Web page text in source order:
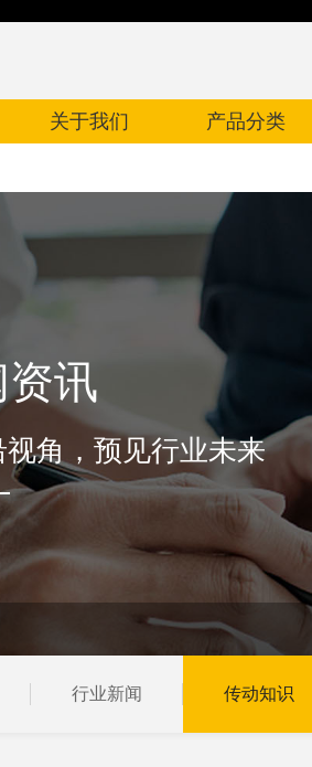
关于我们 产品分类
资讯
视角，预见行业未来
行业新闻 传动知识